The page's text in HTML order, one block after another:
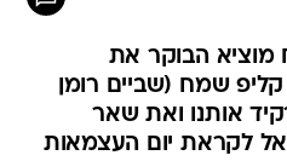
מוציא הבוקר את
שמח (שביים רומן
אותנו ואת שאר
לקראת יום העצמאות